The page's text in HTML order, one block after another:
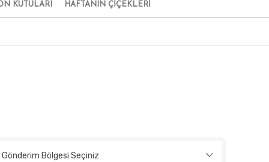
KUTULARI HAFTANIN ÇİÇEKLERİ
Gönderim Bölgesi Seçiniz